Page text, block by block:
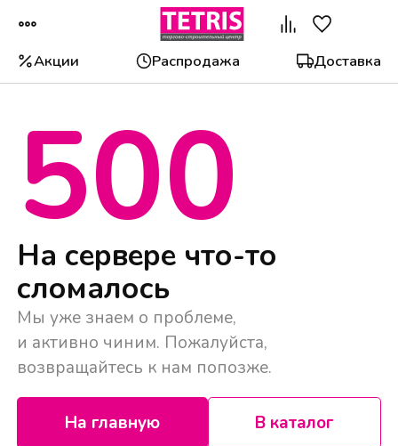
Акции Распродажа Доставка
500
На сервере что-то
сломалось
Мы уже знаем о проблеме,
и активно чиним. Пожалуйста,
возвращайтесь к нам попозже.
На главную В каталог